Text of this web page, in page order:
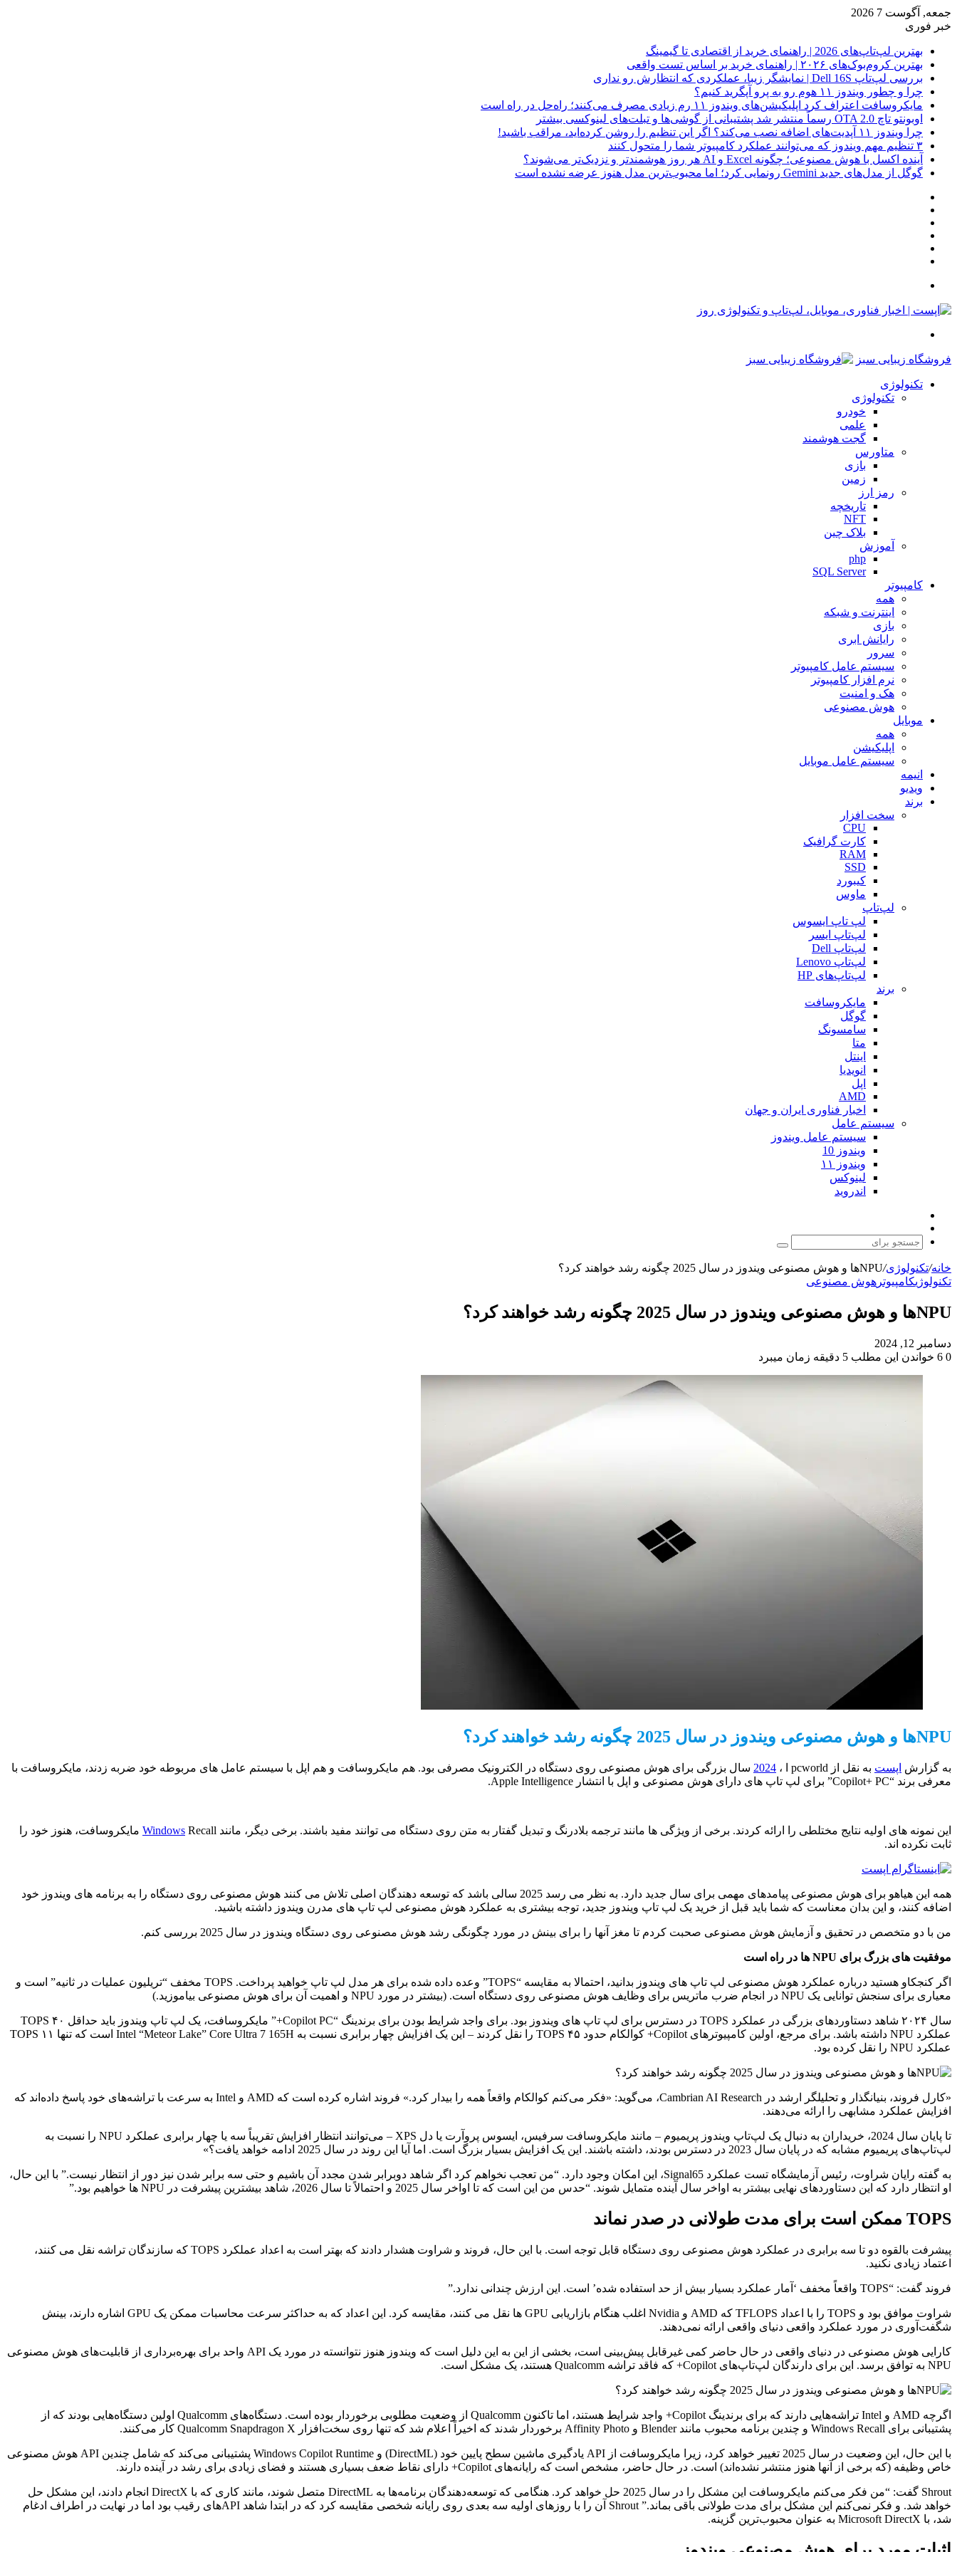
جمعه, آگوست 7 2026
خبر فوری
بهترین لپ‌تاپ‌های 2026 | راهنمای خرید از اقتصادی تا گیمینگ
بهترین کروم‌بوک‌های ۲۰۲۶ | راهنمای خرید بر اساس تست واقعی
بررسی لپ‌تاپ Dell 16S | نمایشگر زیبا، عملکردی که انتظارش رو نداری
چرا و چطور ویندوز ۱۱ هوم رو به پرو آپگرید کنیم؟
مایکروسافت اعتراف کرد اپلیکیشن‌های ویندوز ۱۱ رم زیادی مصرف می‌کنند؛ راه‌حل در راه است
اوبونتو تاچ OTA 2.0 رسماً منتشر شد پشتیبانی از گوشی‌ها و تبلت‌های لینوکسی بیشتر
چرا ویندوز ۱۱ آپدیت‌های اضافه نصب می‌کند؟ اگر این تنظیم را روشن کرده‌اید، مراقب باشید!
۳ تنظیم مهم ویندوز که می‌توانند عملکرد کامپیوتر شما را متحول کنند
آینده اکسل با هوش مصنوعی؛ چگونه Excel و AI هر روز هوشمندتر و نزدیک‌تر می‌شوند؟
گوگل از مدل‌های جدید Gemini رونمایی کرد؛ اما محبوب‌ترین مدل هنوز عرضه نشده است
فروشگاه زیبایی سبز
تکنولوژی
تکنولوژی
خودرو
علمی
گجت هوشمند
متاورس
بازی
زمین
رمز ارز
تاریخچه
NFT
بلاک چین
آموزش
php
SQL Server
کامپیوتر
همه
اینترنت و شبکه
بازی
رایانش ابری
سرور
سیستم عامل کامپیوتر
نرم افزار کامپیوتر
هک و امنیت
هوش مصنوعی
موبایل
همه
اپلیکیشن
سیستم عامل موبایل
انیمه
ویدیو
برند
سخت افزار
CPU
کارت گرافیک
RAM
SSD
کیبورد
ماوس
لپ‌تاپ
لپ تاپ ایسوس
لپ‌تاپ ایسر
لپ‌تاپ Dell
لپ‌تاپ Lenovo
لپ‌تاپ‌های HP
برند
مایکروسافت
گوگل
سامسونگ
متا
اینتل
انویدیا
اپل
AMD
اخبار فناوری ایران و جهان
سیستم عامل
سیستم عامل ویندوز
ویندوز 10
ویندوز ۱۱
لینوکس
اندروید
پوسته
جستجو
خانه/تکنولوژی/NPUها و هوش مصنوعی ویندوز در سال 2025 چگونه رشد خواهند کرد؟
تکنولوژیکامپیوتر هوش مصنوعی
NPUها و هوش مصنوعی ویندوز در سال 2025 چگونه رشد خواهند کرد؟
دسامبر 12, 2024
0
خواندن این مطلب 5 دقیقه زمان میبرد
NPUها و هوش مصنوعی ویندوز در سال 2025 چگونه رشد خواهند کرد؟
به گزارش اپست به نقل از pcworld ا ، 2024 سال بزرگی برای هوش مصنوعی روی دستگاه در الکترونیک مصرفی بود. هم مایکروسافت و هم اپل با سیستم عامل های مربوطه خود ضربه زدند، مایکروسافت با
معرفی برند “Copilot+ PC” برای لپ تاپ های دارای هوش مصنوعی و اپل با انتشار Apple Intelligence.
این نمونه های اولیه نتایج مختلطی را ارائه کردند. برخی از ویژگی ها مانند ترجمه بلادرنگ و تبدیل گفتار به متن روی دستگاه می توانند مفید باشند. برخی دیگر، مانند Windows Recall مایکروسافت، هنوز خود را
ثابت نکرده اند.
همه این هیاهو برای هوش مصنوعی پیامدهای مهمی برای سال جدید دارد. به نظر می رسد 2025 سالی باشد که توسعه دهندگان اصلی تلاش می کنند هوش مصنوعی روی دستگاه را به برنامه های ویندوز خود
اضافه کنند، و این بدان معناست که شما باید قبل از خرید یک لپ تاپ ویندوز جدید، توجه بیشتری به عملکرد هوش مصنوعی لپ تاپ های مدرن ویندوز داشته باشید.
من با دو متخصص در تحقیق و آزمایش هوش مصنوعی صحبت کردم تا مغز آنها را برای بینش در مورد چگونگی رشد هوش مصنوعی روی دستگاه ویندوز در سال 2025 بررسی کنم.
موفقیت های بزرگ برای NPU ها در راه است
اگر کنجکاو هستید درباره عملکرد هوش مصنوعی لپ تاپ های ویندوز بدانید، احتمالا به مقایسه “TOPS” وعده داده شده برای هر مدل لپ تاپ خواهید پرداخت. TOPS مخفف “تریلیون عملیات در ثانیه” است و
معیاری برای سنجش توانایی یک NPU در انجام ضرب ماتریس برای وظایف هوش مصنوعی روی دستگاه است. (بیشتر در مورد NPU و اهمیت آن برای هوش مصنوعی بیاموزید.)
سال ۲۰۲۴ شاهد دستاوردهای بزرگی در عملکرد TOPS در دسترس برای لپ تاپ های ویندوز بود. برای واجد شرایط بودن برای برندینگ “Copilot PC+” مایکروسافت، یک لپ تاپ ویندوز باید حداقل ۴۰ TOPS
عملکرد NPU داشته باشد. برای مرجع، اولین کامپیوترهای Copilot+ کوالکام حدود ۴۵ TOPS را نقل کردند – این یک افزایش چهار برابری نسبت به Intel “Meteor Lake” Core Ultra 7 165H است که تنها ۱۱ TOPS
عملکرد NPU را نقل کرده بود.
«کارل فروند، بنیانگذار و تحلیلگر ارشد در Cambrian AI Research، می‌گوید: «فکر می‌کنم کوالکام واقعاً همه را بیدار کرد.» فروند اشاره کرده است که AMD و Intel به سرعت با تراشه‌های خود پاسخ داده‌اند که
افزایش عملکرد مشابهی را ارائه می‌دهند.
تا پایان سال 2024، خریداران به دنبال یک لپ‌تاپ ویندوز پریمیوم – مانند مایکروسافت سرفیس، ایسوس پروآرت یا دل XPS – می‌توانند انتظار افزایش تقریباً سه یا چهار برابری عملکرد NPU را نسبت به
لپ‌تاپ‌های پریمیوم مشابه که در پایان سال 2023 در دسترس بودند، داشته باشند. این یک افزایش بسیار بزرگ است. اما آیا این روند در سال 2025 ادامه خواهد یافت؟»
به گفته رایان شراوت، رئیس آزمایشگاه تست عملکرد Signal65، این امکان وجود دارد. “من تعجب نخواهم کرد اگر شاهد دوبرابر شدن مجدد آن باشیم و حتی سه برابر شدن نیز دور از انتظار نیست.” با این حال،
او انتظار دارد که این دستاوردهای نهایی بیشتر به اواخر سال آینده متمایل شوند. “حدس من این است که تا اواخر سال 2025 و احتمالاً تا سال 2026، شاهد بیشترین پیشرفت در NPU ها خواهیم بود.”
TOPS ممکن است برای مدت طولانی در صدر نماند
پیشرفت بالقوه دو تا سه برابری در عملکرد هوش مصنوعی روی دستگاه قابل توجه است. با این حال، فروند و شراوت هشدار دادند که بهتر است به اعداد عملکرد TOPS که سازندگان تراشه نقل می کنند،
اعتماد زیادی نکنید.
فروند گفت: “TOPS واقعاً مخفف ‘آمار عملکرد بسیار بیش از حد استفاده شده’ است. این ارزش چندانی ندارد.”
شراوت موافق بود و TOPS را با اعداد TFLOPS که AMD و Nvidia اغلب هنگام بازاریابی GPU ها نقل می کنند، مقایسه کرد. این اعداد که به حداکثر سرعت محاسبات ممکن یک GPU اشاره دارند، بینش
شگفت‌آوری در مورد عملکرد واقعی دنیای واقعی ارائه نمی‌دهند.
کارایی هوش مصنوعی در دنیای واقعی در حال حاضر کمی غیرقابل پیش‌بینی است، بخشی از این به این دلیل است که ویندوز هنوز نتوانسته در مورد یک API واحد برای بهره‌برداری از قابلیت‌های هوش مصنوعی
NPU به توافق برسد. این برای دارندگان لپ‌تاپ‌های Copilot+ که فاقد تراشه Qualcomm هستند، یک مشکل است.
اگرچه AMD و Intel تراشه‌هایی دارند که برای برندینگ Copilot+ واجد شرایط هستند، اما تاکنون Qualcomm از وضعیت مطلوبی برخوردار بوده است. دستگاه‌های Qualcomm اولین دستگاه‌هایی بودند که از
پشتیبانی برای Windows Recall و چندین برنامه محبوب مانند Blender و Affinity Photo برخوردار شدند که اخیراً اعلام شد که تنها روی سخت‌افزار Qualcomm Snapdragon X کار می‌کنند.
با این حال، این وضعیت در سال 2025 تغییر خواهد کرد، زیرا مایکروسافت از API یادگیری ماشین سطح پایین خود (DirectML) و Windows Copilot Runtime پشتیبانی می‌کند که شامل چندین API هوش مصنوعی
خاص وظیفه (که برخی از آنها هنوز منتشر نشده‌اند) است. در حال حاضر، مشخص است که رایانه‌های Copilot+ دارای نقاط ضعف بسیاری هستند و فضای زیادی برای رشد در آینده دارند.
Shrout گفت: “من فکر می‌کنم مایکروسافت این مشکل را در سال 2025 حل خواهد کرد. هنگامی که توسعه‌دهندگان برنامه‌ها به DirectML متصل شوند، مانند کاری که با DirectX انجام دادند، این مشکل حل
خواهد شد. و فکر نمی‌کنم این مشکل برای مدت طولانی باقی بماند.” Shrout آن را با روزهای اولیه سه بعدی روی رایانه شخصی مقایسه کرد که در ابتدا شاهد APIهای رقیب بود اما در نهایت در اطراف ادغام
شد، با Microsoft DirectX به عنوان محبوب‌ترین گزینه.